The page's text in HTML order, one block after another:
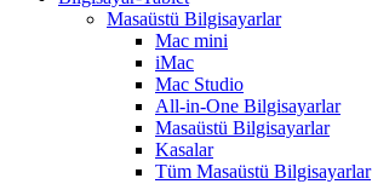
Masaüstü Bilgisayarlar
Mac mini
iMac
Mac Studio
All-in-One Bilgisayarlar
Masaüstü Bilgisayarlar
Kasalar
Tüm Masaüstü Bilgisayarlar